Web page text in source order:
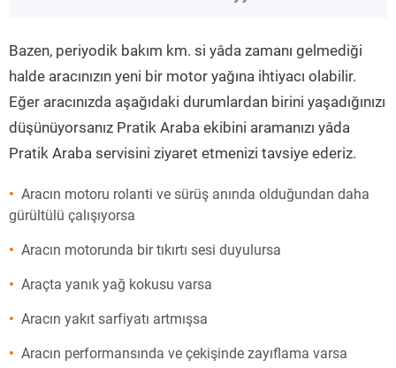
”
Bazen, periyodik bakım km. si yâda zamanı gelmediği
halde aracınızın yeni bir motor yağına ihtiyacı olabilir.
Eğer aracınızda aşağıdaki durumlardan birini yaşadığınızı
düşünüyorsanız Pratik Araba ekibini aramanızı yâda
Pratik Araba servisini ziyaret etmenizi tavsiye ederiz.
Aracın motoru rolanti ve sürüş anında olduğundan daha
gürültülü çalışıyorsa
Aracın motorunda bir tıkırtı sesi duyulursa
Araçta yanık yağ kokusu varsa
Aracın yakıt sarfiyatı artmışsa
Aracın performansında ve çekişinde zayıflama varsa